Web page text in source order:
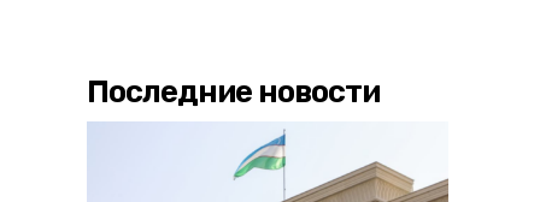
Последние новости